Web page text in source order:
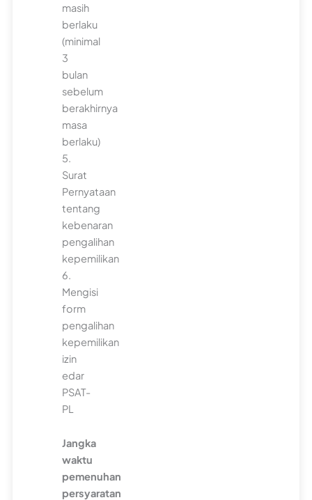
masih
berlaku
(minimal
3
bulan
sebelum
berakhirnya
masa
berlaku)
5.
Surat
Pernyataan
tentang
kebenaran
pengalihan
kepemilikan
6.
Mengisi
form
pengalihan
kepemilikan
izin
edar
PSAT-
PL
Jangka
waktu
pemenuhan
persyaratan